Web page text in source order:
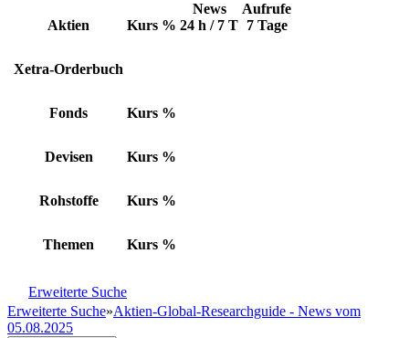
Aktien Kurs %
News
24 h / 7 T
Aufrufe
7 Tage
Xetra-Orderbuch
Fonds Kurs %
Devisen Kurs %
Rohstoffe Kurs %
Themen Kurs %
Erweiterte Suche
Erweiterte Suche»Aktien-Global-Researchguide - News vom
05.08.2025